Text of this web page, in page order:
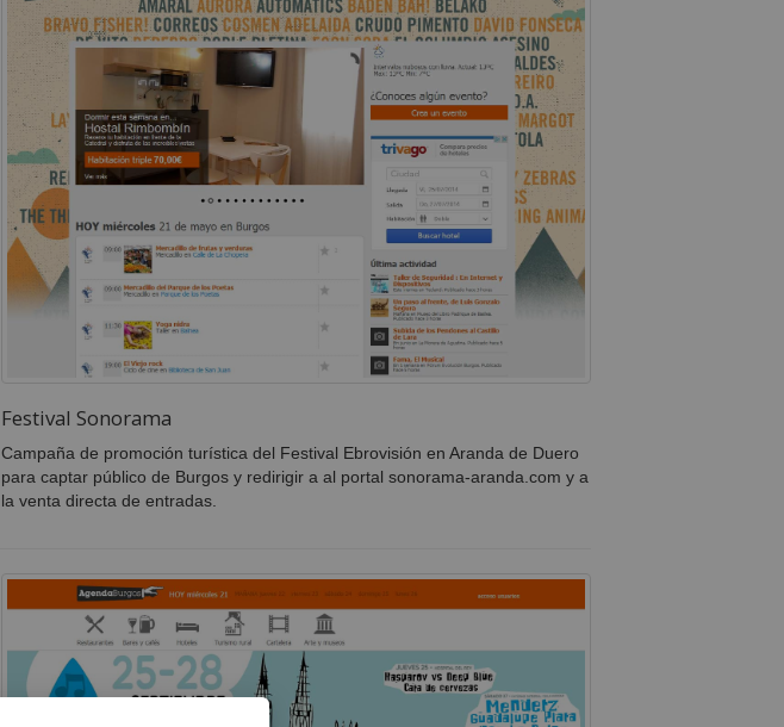
Festival Sonorama
Campaña de promoción turística del Festival Ebrovisión en Aranda de Duero
para captar público de Burgos y redirigir a al portal sonorama-aranda.com y a
la venta directa de entradas.